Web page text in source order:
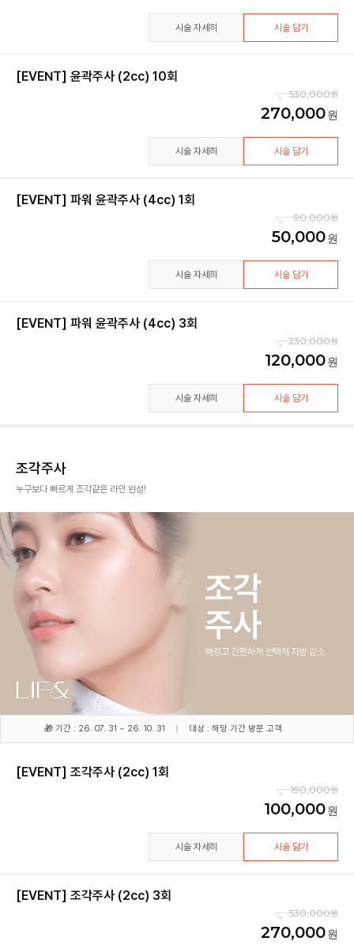
시술 자세히 시술 담기
[EVENT] 윤곽주사 (2cc) 10회
530,000
270,000
시술 자세히 시술 담기
[EVENT] 파워 윤곽주사 (4cc) 1회
90,000
50,000
시술 자세히 시술 담기
[EVENT] 파워 윤곽주사 (4cc) 3회
230,000
120,000
시술 자세히 시술 담기
조각주사
누구보다 빠르게 조각같은 라인 완성!
🎁 기간 : 26. 07. 31 ~ 26. 10. 31 대상 : 해당 기간 방문 고객
[EVENT] 조각주사 (2cc) 1회
190,000
100,000
시술 자세히 시술 담기
[EVENT] 조각주사 (2cc) 3회
530,000
270,000